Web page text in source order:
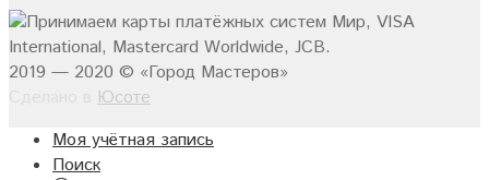
2019 — 2020 © «Город Мастеров»
Юсоте
Моя учётная запись
Поиск